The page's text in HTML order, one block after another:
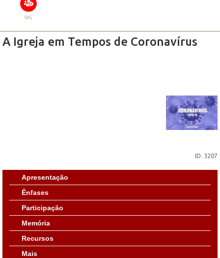
SIG
A Igreja em Tempos de Coronavírus
ID: 3207
Apresentação
Ênfases
Participação
Memória
Recursos
Mais